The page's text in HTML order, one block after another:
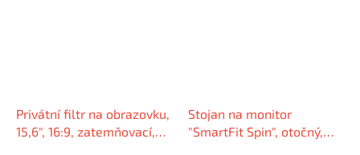
Privátní filtr na obrazovku,
15,6", 16:9, zatemňovací,
Stojan na monitor
"SmartFit Spin", otočný,